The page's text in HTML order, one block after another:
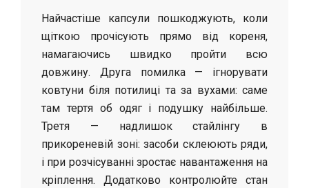
Найчастіше капсули пошкоджують, коли
щіткою прочісують прямо від кореня,
намагаючись швидко пройти всю
довжину. Друга помилка — ігнорувати
ковтуни біля потилиці та за вухами: саме
там тертя об одяг і подушку найбільше.
Третя — надлишок стайлінгу в
прикореневій зоні: засоби склеюють ряди,
і при розчісуванні зростає навантаження на
кріплення. Додатково контролюйте стан